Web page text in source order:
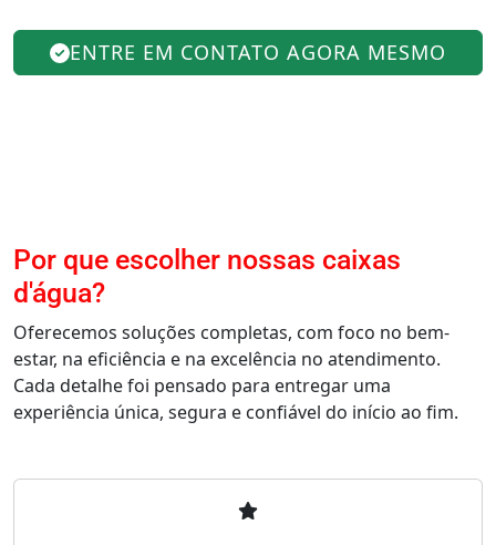
ENTRE EM CONTATO AGORA MESMO
Por que escolher nossas caixas
d'água?
Oferecemos soluções completas, com foco no bem-
estar, na eficiência e na excelência no atendimento.
Cada detalhe foi pensado para entregar uma
experiência única, segura e confiável do início ao fim.